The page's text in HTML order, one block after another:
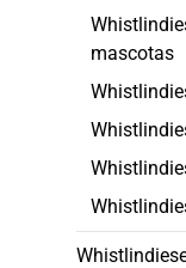
mascotas